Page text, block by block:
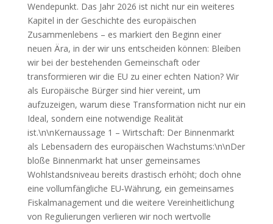
Wendepunkt. Das Jahr 2026 ist nicht nur ein weiteres
Kapitel in der Geschichte des europäischen
Zusammenlebens – es markiert den Beginn einer
neuen Ära, in der wir uns entscheiden können: Bleiben
wir bei der bestehenden Gemeinschaft oder
transformieren wir die EU zu einer echten Nation? Wir
als Europäische Bürger sind hier vereint, um
aufzuzeigen, warum diese Transformation nicht nur ein
Ideal, sondern eine notwendige Realität
ist.\n\nKernaussage 1 – Wirtschaft: Der Binnenmarkt
als Lebensadern des europäischen Wachstums:\n\nDer
bloße Binnenmarkt hat unser gemeinsames
Wohlstandsniveau bereits drastisch erhöht; doch ohne
eine vollumfängliche EU‑Währung, ein gemeinsames
Fiskalmanagement und die weitere Vereinheitlichung
von Regulierungen verlieren wir noch wertvolle